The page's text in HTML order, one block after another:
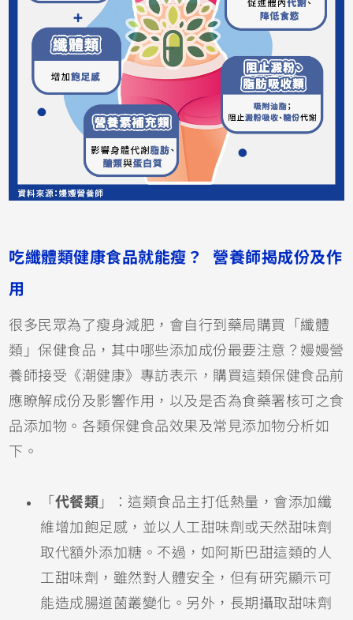
吃纖體類健康食品就能瘦？ 營養師揭成份及作
用
很多民眾為了瘦身減肥，會自行到藥局購買「纖體
類」保健食品，其中哪些添加成份最要注意？嫚嫚營
養師接受《潮健康》專訪表示，購買這類保健食品前
應瞭解成份及影響作用，以及是否為食藥署核可之食
品添加物。各類保健食品效果及常見添加物分析如
下。
「 代餐類 」：這類食品主打低熱量，會添加纖
維增加飽足感，並以人工甜味劑或天然甜味劑
取代額外添加糖。不過，如阿斯巴甜這類的人
工甜味劑，雖然對人體安全，但有研究顯示可
能造成腸道菌叢變化。另外，長期攝取甜味劑